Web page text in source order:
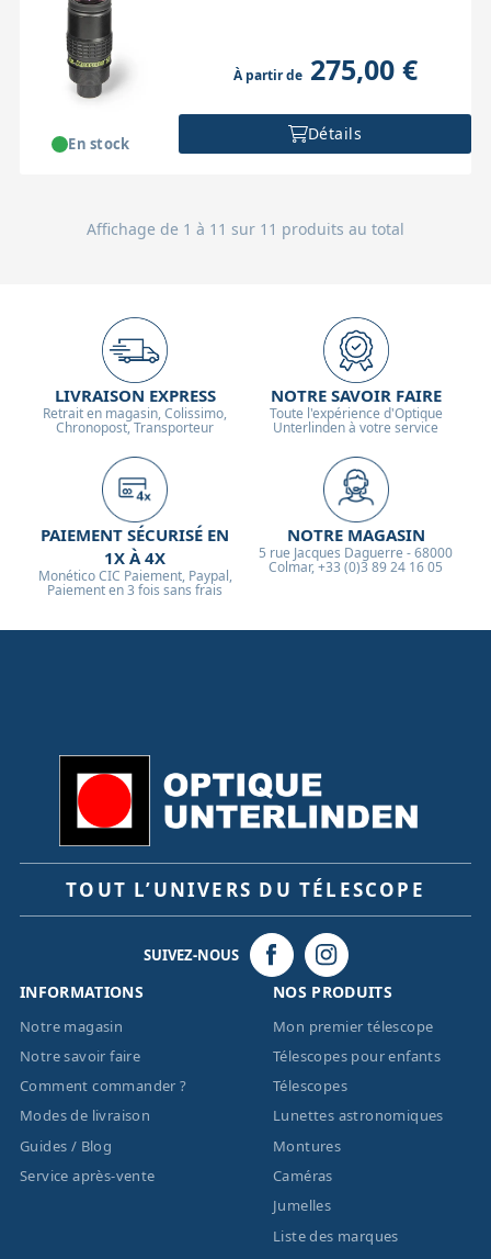
À partir de275,00 €
Détails
En stock
Affichage de 1 à 11 sur 11 produits au total
LIVRAISON EXPRESS
Retrait en magasin, Colissimo,
Chronopost, Transporteur
NOTRE SAVOIR FAIRE
Toute l'expérience d'Optique
Unterlinden à votre service
PAIEMENT SÉCURISÉ EN
1X À 4X
Monético CIC Paiement, Paypal,
Paiement en 3 fois sans frais
NOTRE MAGASIN
5 rue Jacques Daguerre - 68000
Colmar, +33 (0)3 89 24 16 05
TOUT L’UNIVERS DU TÉLESCOPE
SUIVEZ-NOUS
INFORMATIONS
Notre magasin
Notre savoir faire
Comment commander ?
Modes de livraison
Guides / Blog
Service après-vente
NOS PRODUITS
Mon premier télescope
Télescopes pour enfants
Télescopes
Lunettes astronomiques
Montures
Caméras
Jumelles
Liste des marques